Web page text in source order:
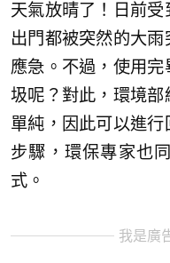
天氣放晴了！日前
出門都被突然的大
應急。不過，使用
圾呢？對此，環境
單純，因此可以進
步驟，環保專家也
式。
我是廣